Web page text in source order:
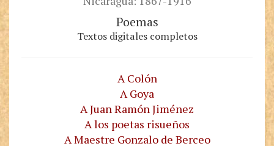
Poemas
Textos digitales completos
A Colón
A Goya
A Juan Ramón Jiménez
A los poetas risueños
A Maestre Gonzalo de Berceo